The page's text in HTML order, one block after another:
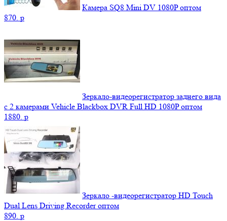
Камера SQ8 Mini DV 1080P оптом
870. p
Зеркало-видеорегистратор заднего вида
с 2 камерами Vehicle Blackbox DVR Full HD 1080P оптом
1880. p
Зеркало -видеорегистратор HD Touch
Dual Lens Driving Recorder оптом
890. p